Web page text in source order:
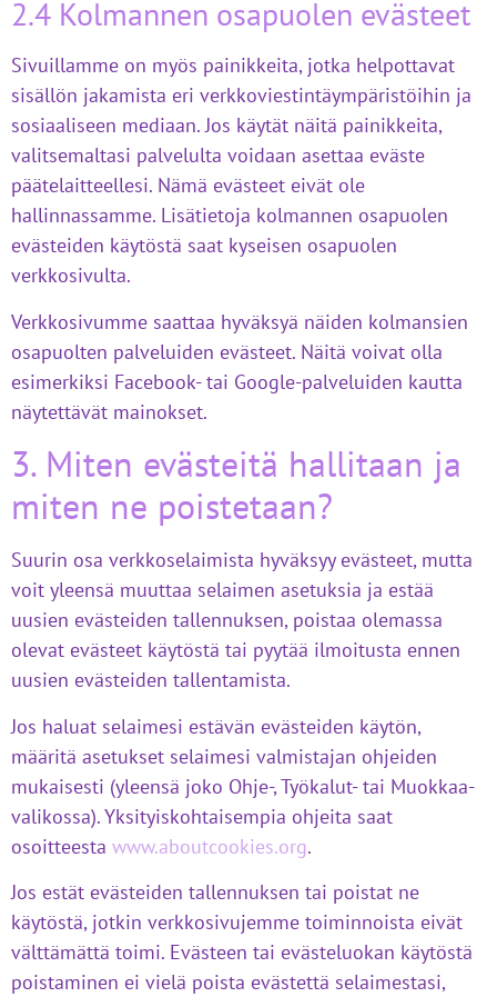
2.4 Kolmannen osapuolen evästeet
Sivuillamme on myös painikkeita, jotka helpottavat
sisällön jakamista eri verkkoviestintäympäristöihin ja
sosiaaliseen mediaan. Jos käytät näitä painikkeita,
valitsemaltasi palvelulta voidaan asettaa eväste
päätelaitteellesi. Nämä evästeet eivät ole
hallinnassamme. Lisätietoja kolmannen osapuolen
evästeiden käytöstä saat kyseisen osapuolen
verkkosivulta.
Verkkosivumme saattaa hyväksyä näiden kolmansien
osapuolten palveluiden evästeet. Näitä voivat olla
esimerkiksi Facebook- tai Google-palveluiden kautta
näytettävät mainokset.
3. Miten evästeitä hallitaan ja
miten ne poistetaan?
Suurin osa verkkoselaimista hyväksyy evästeet, mutta
voit yleensä muuttaa selaimen asetuksia ja estää
uusien evästeiden tallennuksen, poistaa olemassa
olevat evästeet käytöstä tai pyytää ilmoitusta ennen
uusien evästeiden tallentamista.
Jos haluat selaimesi estävän evästeiden käytön,
määritä asetukset selaimesi valmistajan ohjeiden
mukaisesti (yleensä joko Ohje-, Työkalut- tai Muokkaa-
valikossa). Yksityiskohtaisempia ohjeita saat
osoitteesta www.aboutcookies.org.
Jos estät evästeiden tallennuksen tai poistat ne
käytöstä, jotkin verkkosivujemme toiminnoista eivät
välttämättä toimi. Evästeen tai evästeluokan käytöstä
poistaminen ei vielä poista evästettä selaimestasi,